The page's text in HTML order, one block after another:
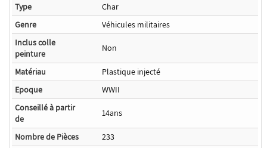
Type
Char
Genre
Véhicules militaires
Inclus colle
peinture
Non
Matériau
Plastique injecté
Epoque
WWII
Conseillé à partir
de
14ans
Nombre de Pièces
233